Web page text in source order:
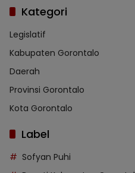
Kategori
Legislatif
Kabupaten Gorontalo
Daerah
Provinsi Gorontalo
Kota Gorontalo
Label
Sofyan Puhi